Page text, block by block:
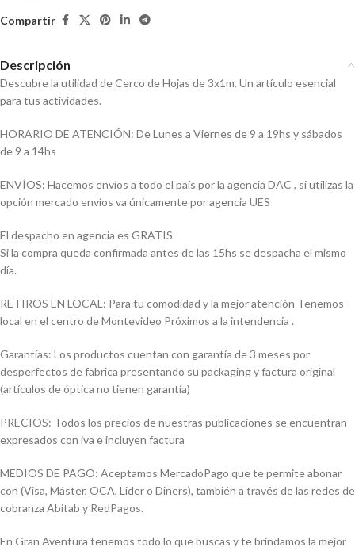
Compartir
Descripción
Descubre la utilidad de Cerco de Hojas de 3x1m. Un artículo esencial
para tus actividades.
HORARIO DE ATENCIÓN: De Lunes a Viernes de 9 a 19hs y sábados
de 9 a 14hs
ENVÍOS: Hacemos envíos a todo el país por la agencia DAC , si utilizas la
opción mercado envíos va únicamente por agencia UES
El despacho en agencia es GRATIS
Si la compra queda confirmada antes de las 15hs se despacha el mismo
día.
RETIROS EN LOCAL: Para tu comodidad y la mejor atención Tenemos
local en el centro de Montevideo Próximos a la intendencia .
Garantías: Los productos cuentan con garantía de 3 meses por
desperfectos de fabrica presentando su packaging y factura original
(artículos de óptica no tienen garantía)
PRECIOS: Todos los precios de nuestras publicaciones se encuentran
expresados con iva e incluyen factura
MEDIOS DE PAGO: Aceptamos MercadoPago que te permite abonar
con (Visa, Máster, OCA, Lider o Diners), también a través de las redes de
cobranza Abitab y RedPagos.
En Gran Aventura tenemos todo lo que buscas y te brindamos la mejor